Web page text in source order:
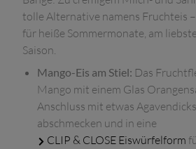
tolle Alternative namens Fruchteis
für heiße Sommermonate, am
Saison.
Mango-Eis am Stiel: Das
Mango mit einem Glas
Anschluss mit etwas
abschmecken und in eine
CLIP & CLOSE Eiswürfelform